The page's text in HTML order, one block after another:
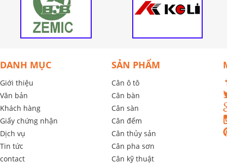
DANH MỤC
Giới thiệu
Văn bản
Khách hàng
Giấy chứng nhận
Dịch vụ
Tin tức
contact
SẢN PHẨM
Cân ô tô
Cân bàn
Cân sàn
Cân đếm
Cân thủy sản
Cân pha sơn
Cân kỹ thuật